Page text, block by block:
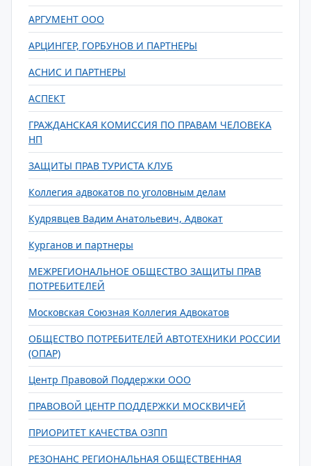
АРГУМЕНТ ООО
АРЦИНГЕР, ГОРБУНОВ И ПАРТНЕРЫ
АСНИС И ПАРТНЕРЫ
АСПЕКТ
ГРАЖДАНСКАЯ КОМИССИЯ ПО ПРАВАМ ЧЕЛОВЕКА
НП
ЗАЩИТЫ ПРАВ ТУРИСТА КЛУБ
Коллегия адвокатов по уголовным делам
Кудрявцев Вадим Анатольевич, Адвокат
Курганов и партнеры
МЕЖРЕГИОНАЛЬНОЕ ОБЩЕСТВО ЗАЩИТЫ ПРАВ
ПОТРЕБИТЕЛЕЙ
Московская Союзная Коллегия Адвокатов
ОБЩЕСТВО ПОТРЕБИТЕЛЕЙ АВТОТЕХНИКИ РОССИИ
(ОПАР)
Центр Правовой Поддержки ООО
ПРАВОВОЙ ЦЕНТР ПОДДЕРЖКИ МОСКВИЧЕЙ
ПРИОРИТЕТ КАЧЕСТВА ОЗПП
РЕЗОНАНС РЕГИОНАЛЬНАЯ ОБЩЕСТВЕННАЯ